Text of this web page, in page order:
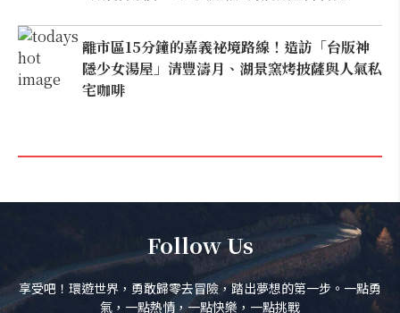
離市區15分鐘的嘉義祕境路線！造訪「台版神
隱少女湯屋」清豐濤月、湖景窯烤披薩與人氣私
宅咖啡
Follow Us
享受吧！環遊世界，勇敢歸零去冒險，踏出夢想的第一步。一點勇
氣，一點熱情，一點快樂，一點挑戰